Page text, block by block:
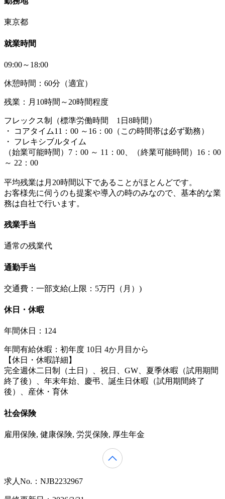
東京都
就業時間
09:00～18:00
休憩時間：60分（適宜）
残業：月10時間～20時間程度
フレックス制（標準労働時間 1日8時間）
・ コアタイム11：00 ～16：00（この時間帯は必ず勤務）
・ フレキシブルタイム
（始業可能時間）7：00 ～ 11：00、（終業可能時間）16：00
～ 22：00
平均残業は月20時間以下であることがほとんどです。
お客様先に伺うのも提案や導入の時のみなので、基本的な業
務は自社で行います。
残業手当
通常の残業代
通勤手当
交通費：一部支給(上限：5万円（月）)
休日・休暇
年間休日：124
年間有給休暇：初年度 10日 4か月目から
【休日・休暇詳細】
完全週休二日制（土日）、祝日、GW、夏季休暇（試用期間
終了後）、年末年始、慶弔、誕生日休暇（試用期間終了
後）、産休・育休
社会保険
雇用保険, 健康保険, 労災保険, 厚生年金
求人No.：NJB2232967